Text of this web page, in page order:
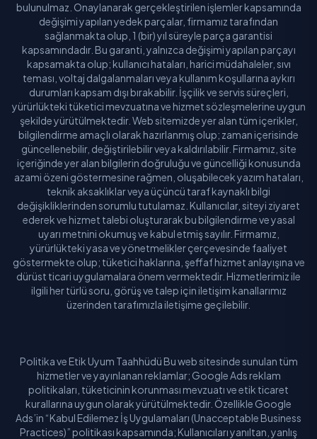
bulunulmaz. Onaylanarak gerçekleştirilen işlemler kapsamında
değişimi yapılan yedek parçalar, firmamız tarafından
sağlanmakta olup, 1 (bir) yıl süreyle parça garantisi
kapsamındadır. Bu garanti, yalnızca değişimi yapılan parçayı
kapsamakta olup; kullanıcı hataları, harici müdahaleler, sıvı
teması, voltaj dalgalanmaları veya kullanım koşullarına aykırı
durumları kapsam dışı bırakabilir. İşçilik ve servis süreçleri,
yürürlükteki tüketici mevzuatına ve hizmet sözleşmelerine uygun
şekilde yürütülmektedir. Web sitemizde yer alan tüm içerikler,
bilgilendirme amaçlı olarak hazırlanmış olup; zaman içerisinde
güncellenebilir, değiştirilebilir veya kaldırılabilir. Firmamız, site
içeriğinde yer alan bilgilerin doğruluğu ve güncelliği konusunda
azami özeni göstermesine rağmen, oluşabilecek yazım hataları,
teknik aksaklıklar veya üçüncü taraf kaynaklı bilgi
değişikliklerinden sorumlu tutulamaz. Kullanıcılar, siteyi ziyaret
ederek ve hizmet talebi oluşturarak bu bilgilendirme ve yasal
uyarı metnini okumuş ve kabul etmiş sayılır. Firmamız,
yürürlükteki yasa ve yönetmelikler çerçevesinde faaliyet
göstermekte olup; tüketici haklarına, şeffaf hizmet anlayışına ve
dürüst ticari uygulamalara önem vermektedir. Hizmetlerimiz ile
ilgili her türlü soru, görüş ve talep için iletişim kanallarımız
üzerinden tarafımızla iletişime geçilebilir.
Politika ve Etik Uyum Taahhüdü Bu web sitesinde sunulan tüm
hizmetler ve yayınlanan reklamlar; Google Ads reklam
politikaları, tüketicinin korunması mevzuatı ve etik ticaret
kurallarına uygun olarak yürütülmektedir. Özellikle Google
Ads’in “Kabul Edilemez İş Uygulamaları (Unacceptable Business
Practices)” politikası kapsamında; Kullanıcıları yanıltan, yanlış